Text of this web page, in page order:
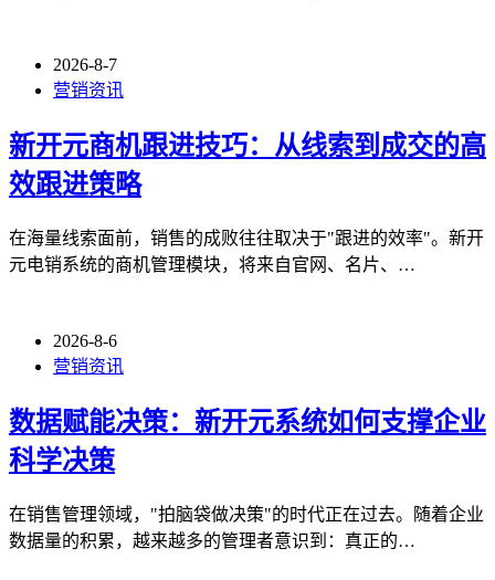
2026-8-7
营销资讯
新开元商机跟进技巧：从线索到成交的高
效跟进策略
在海量线索面前，销售的成败往往取决于"跟进的效率"。新开
元电销系统的商机管理模块，将来自官网、名片、…
2026-8-6
营销资讯
数据赋能决策：新开元系统如何支撑企业
科学决策
在销售管理领域，"拍脑袋做决策"的时代正在过去。随着企业
数据量的积累，越来越多的管理者意识到：真正的…